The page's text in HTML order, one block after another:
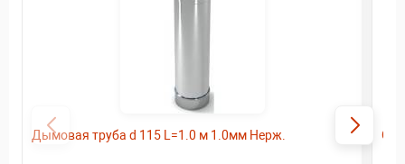
Дымовая труба d 115 L=1.0 м 1.0мм Нерж.